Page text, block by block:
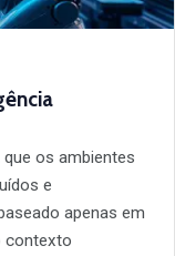
que os ambientes
e
apenas em
contexto